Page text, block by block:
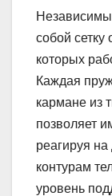
собой сетку
которых
Каждая
кармане из
позволяет
реагируя
контурам
уровень